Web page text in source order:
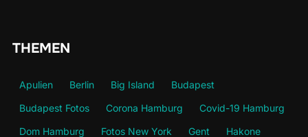
THEMEN
Apulien Berlin Big Island
Budapest
Budapest Fotos
Corona Hamburg
Covid-19 Hamburg
Dom Hamburg
Fotos New York Gent
Hakone